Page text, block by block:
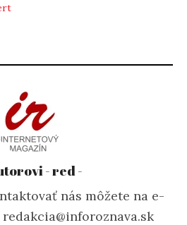
- red -
nás môžete na e-